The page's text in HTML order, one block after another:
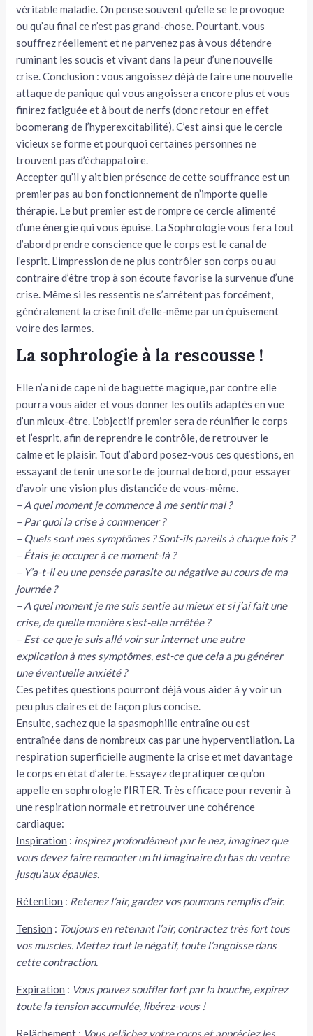
véritable maladie. On pense souvent qu’elle se le provoque
ou qu’au final ce n’est pas grand-chose. Pourtant, vous
souffrez réellement et ne parvenez pas à vous détendre
ruminant les soucis et vivant dans la peur d’une nouvelle
crise. Conclusion : vous angoissez déjà de faire une nouvelle
attaque de panique qui vous angoissera encore plus et vous
finirez fatiguée et à bout de nerfs (donc retour en effet
boomerang de l’hyperexcitabilité). C’est ainsi que le cercle
vicieux se forme et pourquoi certaines personnes ne
trouvent pas d’échappatoire.
Accepter qu’il y ait bien présence de cette souffrance est un
premier pas au bon fonctionnement de n’importe quelle
thérapie. Le but premier est de rompre ce cercle alimenté
d’une énergie qui vous épuise. La Sophrologie vous fera tout
d’abord prendre conscience que le corps est le canal de
l’esprit. L’impression de ne plus contrôler son corps ou au
contraire d’être trop à son écoute favorise la survenue d’une
crise. Même si les ressentis ne s’arrêtent pas forcément,
généralement la crise finit d’elle-même par un épuisement
voire des larmes.
La sophrologie à la rescousse !
Elle n’a ni de cape ni de baguette magique, par contre elle
pourra vous aider et vous donner les outils adaptés en vue
d’un mieux-être. L’objectif premier sera de réunifier le corps
et l’esprit, afin de reprendre le contrôle, de retrouver le
calme et le plaisir. Tout d’abord posez-vous ces questions, en
essayant de tenir une sorte de journal de bord, pour essayer
d’avoir une vision plus distanciée de vous-même.
– A quel moment je commence à me sentir mal ?
– Par quoi la crise à commencer ?
– Quels sont mes symptômes ? Sont-ils pareils à chaque fois ?
– Étais-je occuper à ce moment-là ?
– Y’a-t-il eu une pensée parasite ou négative au cours de ma
journée ?
– A quel moment je me suis sentie au mieux et si j’ai fait une
crise, de quelle manière s’est-elle arrêtée ?
– Est-ce que je suis allé voir sur internet une autre
explication à mes symptômes, est-ce que cela a pu générer
une éventuelle anxiété ?
Ces petites questions pourront déjà vous aider à y voir un
peu plus claires et de façon plus concise.
Ensuite, sachez que la spasmophilie entraîne ou est
entraînée dans de nombreux cas par une hyperventilation. La
respiration superficielle augmente la crise et met davantage
le corps en état d’alerte. Essayez de pratiquer ce qu’on
appelle en sophrologie l’IRTER. Très efficace pour revenir à
une respiration normale et retrouver une cohérence
cardiaque:
Inspiration : inspirez profondément par le nez, imaginez que
vous devez faire remonter un fil imaginaire du bas du ventre
jusqu’aux épaules.
Rétention : Retenez l’air, gardez vos poumons remplis d’air.
Tension : Toujours en retenant l’air, contractez très fort tous
vos muscles. Mettez tout le négatif, toute l’angoisse dans
cette contraction.
Expiration : Vous pouvez souffler fort par la bouche, expirez
toute la tension accumulée, libérez-vous !
Relâchement : Vous relâchez votre corps et appréciez les